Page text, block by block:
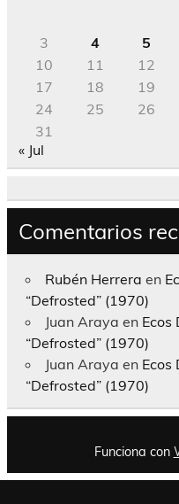
3
4 5
10
11 12
17
18 19
24
25 26
31
« Jul
Comentarios
Rubén Herrera en
“Defrosted” (1970)
Juan Araya en Ecos
“Defrosted” (1970)
Juan Araya en Ecos
“Defrosted” (1970)
Funciona con